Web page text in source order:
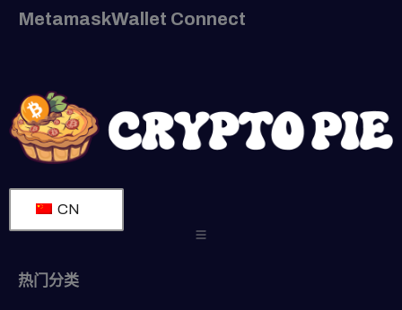
MetamaskWallet Connect
CN
热门分类